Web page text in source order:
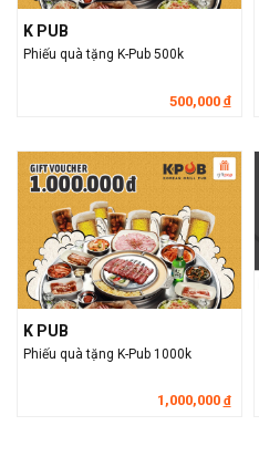
K PUB
Phiếu quà tặng K-Pub 500k
500,000 đ
K PUB
Phiếu quà tặng K-Pub 1000k
1,000,000 đ